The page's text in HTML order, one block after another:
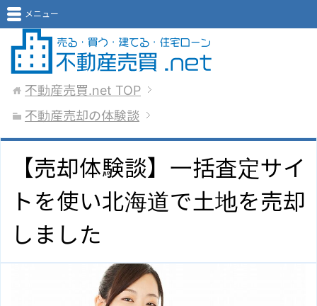
メニュー
不動産売買.net TOP
不動産売却の体験談
【売却体験談】一括査定サイ
トを使い北海道で土地を売却
しました